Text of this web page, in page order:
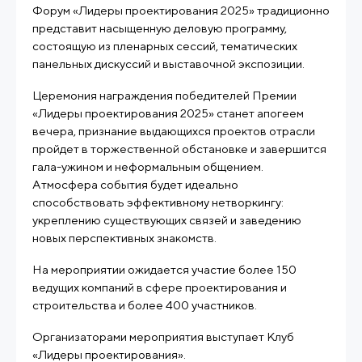
Форум «Лидеры проектирования 2025» традиционно
представит насыщенную деловую программу,
состоящую из пленарных сессий, тематических
панельных дискуссий и выставочной экспозиции.
Церемония награждения победителей Премии
«Лидеры проектирования 2025» станет апогеем
вечера, признание выдающихся проектов отрасли
пройдет в торжественной обстановке и завершится
гала-ужином и неформальным общением.
Атмосфера события будет идеально
способствовать эффективному нетворкингу:
укреплению существующих связей и заведению
новых перспективных знакомств.
На мероприятии ожидается участие более 150
ведущих компаний в сфере проектирования и
строительства и более 400 участников.
Организаторами мероприятия выступает Клуб
«Лидеры проектирования».